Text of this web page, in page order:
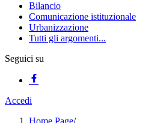
Bilancio
Comunicazione istituzionale
Urbanizzazione
Tutti gli argomenti...
Seguici su
Accedi
Home Page/